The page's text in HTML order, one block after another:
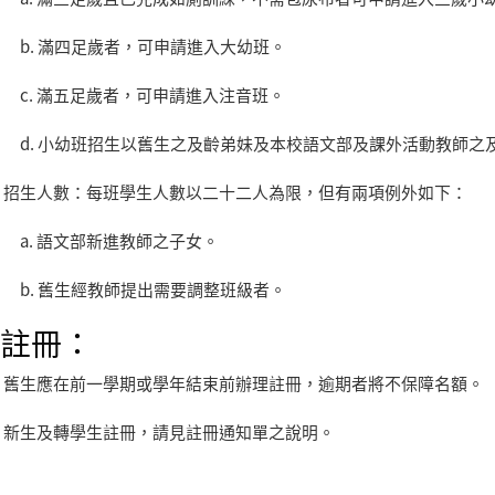
b.滿四足歲者，可申請進入大幼班。
c.滿五足歲者，可申請進入注音班。
d.小幼班招生以舊生之及齡弟妹及本校語文部及課外活動教師之
招生人數：每班學生人數以二十二人為限，但有兩項例外如下：
a.語文部新進教師之子女。
b. 舊生經教師提出需要調整班級者。
註冊：
舊生應在前一學期或學年結束前辦理註冊，逾期者將不保障名額。
新生及轉學生註冊，請見註冊通知單之說明。